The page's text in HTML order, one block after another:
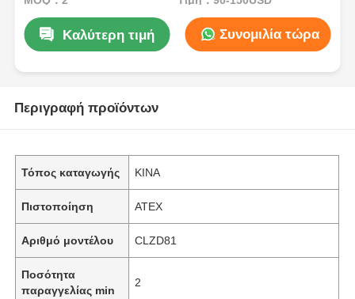
Καλύτερη τιμή Συνομιλία τώρα
Περιγραφή προϊόντων
Τόπος καταγωγής ΚΙΝΑ
Πιστοποίηση ATEX
Αριθμό μοντέλου CLZD81
Ποσότητα
παραγγελίας min
2